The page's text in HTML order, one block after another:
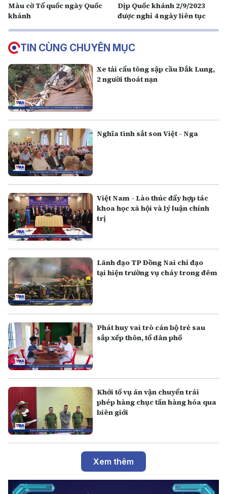
Màu cờ Tổ quốc ngày Quốc
khánh
Dịp Quốc khánh 2/9/2023
được nghỉ 4 ngày liên tục
TIN CÙNG CHUYÊN MỤC
Xe tải cẩu tông sập cầu Đắk Lung,
2 người thoát nạn
Nghĩa tình sắt son Việt - Nga
Việt Nam - Lào thúc đẩy hợp tác
khoa học xã hội và lý luận chính
trị
Lãnh đạo TP Đồng Nai chỉ đạo
tại hiện trường vụ cháy trong đêm
Phát huy vai trò cán bộ trẻ sau
sắp xếp thôn, tổ dân phố
Khởi tố vụ án vận chuyển trái
phép hàng chục tấn hàng hóa qua
biên giới
Xem thêm